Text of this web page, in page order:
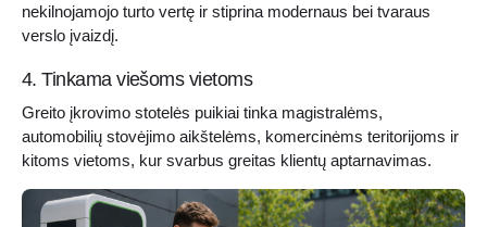
nekilnojamojo turto vertę ir stiprina modernaus bei tvaraus
verslo įvaizdį.
4. Tinkama viešoms vietoms
Greito įkrovimo stotelės puikiai tinka magistralėms,
automobilių stovėjimo aikštelėms, komercinėms teritorijoms ir
kitoms vietoms, kur svarbus greitas klientų aptarnavimas.